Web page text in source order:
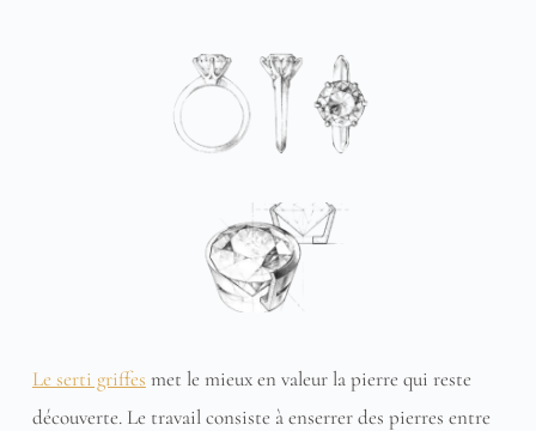
Le serti griffes met le mieux en valeur la pierre qui reste
découverte. Le travail consiste à enserrer des pierres entre